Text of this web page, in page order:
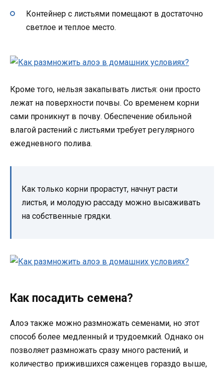
Контейнер с листьями помещают в достаточно
светлое и теплое место.
Кроме того, нельзя закапывать листья: они просто
лежат на поверхности почвы. Со временем корни
сами проникнут в почву. Обеспечение обильной
влагой растений с листьями требует регулярного
ежедневного полива.
Как только корни прорастут, начнут расти
листья, и молодую рассаду можно высаживать
на собственные грядки.
Как посадить семена?
Алоэ также можно размножать семенами, но этот
способ более медленный и трудоемкий. Однако он
позволяет размножать сразу много растений, и
количество прижившихся саженцев гораздо выше,